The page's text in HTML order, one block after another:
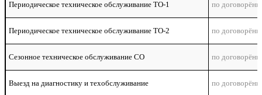
Периодическое техническое обслуживание ТО-1
Периодическое техническое обслуживание ТО-2
Сезонное техническое обслуживание СО
Выезд на диагностику и техобслуживание